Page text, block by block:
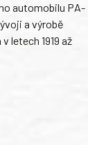
automobilu PA-
a výrobě
letech 1919 až